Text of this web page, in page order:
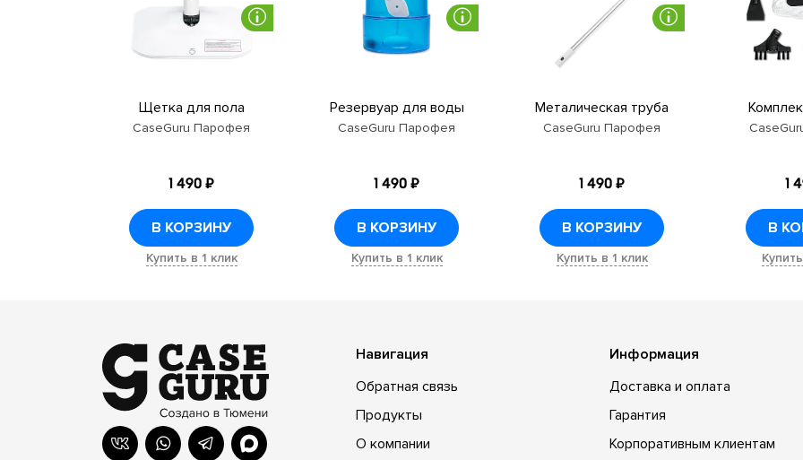
Щетка для пола
CaseGuru Парофея
1 490 ₽
В КОРЗИНУ
Купить в 1 клик
Резервуар для воды
CaseGuru Парофея
1 490 ₽
В КОРЗИНУ
Купить в 1 клик
Металическая труба
CaseGuru Парофея
1 490 ₽
В КОРЗИНУ
Купить в 1 клик
1
В
Навигация
Обратная связь
Продукты
О компании
Информация
Доставка и оплата
Гарантия
Корпоративным клиентам